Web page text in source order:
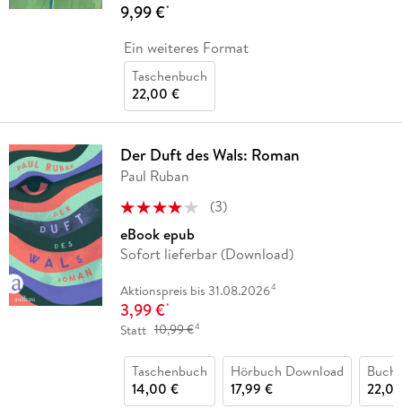
9,99 €*
Ein weiteres Format
Taschenbuch
22,00 €
Der Duft des Wals: Roman
Paul Ruban
(3)
eBook epub
Sofort lieferbar (Download)
Aktionspreis bis 31.08.20264
3,99 €*
Statt 10,99 €4
Taschenbuch
14,00 €
Hörbuch Download
17,99 €
Buch